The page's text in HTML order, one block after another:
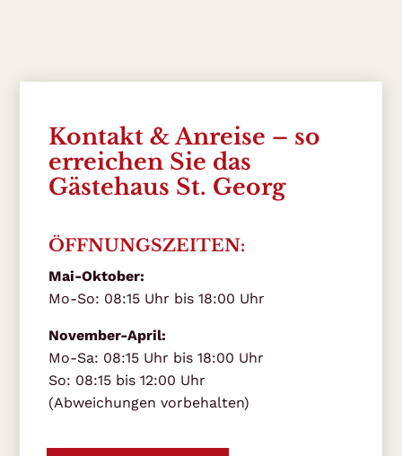
Kontakt & Anreise – so
erreichen Sie das
Gästehaus St. Georg
ÖFFNUNGSZEITEN:
Mai-Oktober:
Mo-So: 08:15 Uhr bis 18:00 Uhr
November-April:
Mo-Sa: 08:15 Uhr bis 18:00 Uhr
So: 08:15 bis 12:00 Uhr
(Abweichungen vorbehalten)